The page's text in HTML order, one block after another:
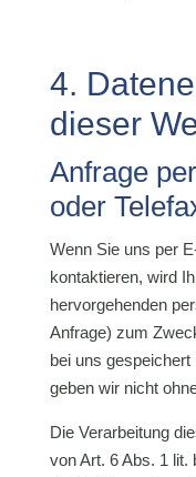
4.
dieser
Anfrage
oder
Wenn Sie uns per
kontaktieren, wird
hervorgehenden
Anfrage) zum
bei uns
geben wir nicht
Die Verarbeitung
von Art. 6 Abs. 1